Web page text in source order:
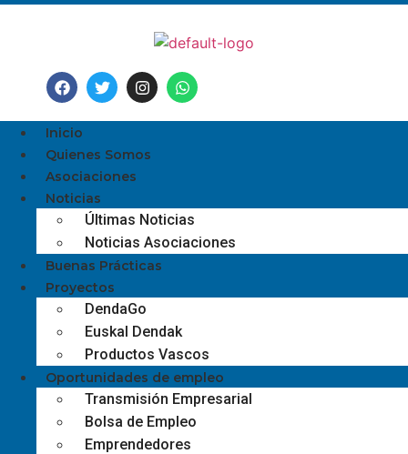
Inicio
Quienes Somos
Asociaciones
Noticias
Últimas Noticias
Noticias Asociaciones
Buenas Prácticas
Proyectos
DendaGo
Euskal Dendak
Productos Vascos
Oportunidades de empleo
Transmisión Empresarial
Bolsa de Empleo
Emprendedores